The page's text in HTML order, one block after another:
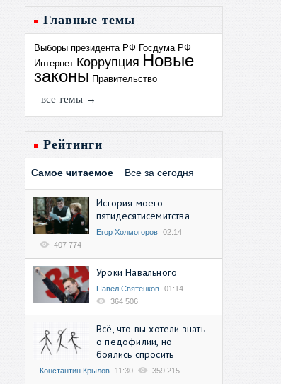
Главные темы
Выборы президента РФ Госдума РФ
Интернет Коррупция Новые
законы Правительство
все темы →
Рейтинги
Самое читаемое Все за сегодня
История моего
пятидесятисемитства
Егор Холмогоров 02:14
407 774
Уроки Навального
Павел Святенков 01:14
364 506
Всё, что вы хотели знать
о педофилии, но
боялись спросить
Константин Крылов 11:30 359 215